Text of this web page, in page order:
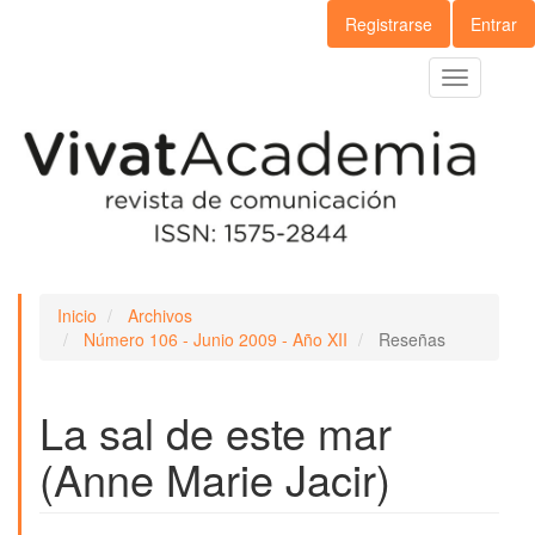
lateral
Registrarse Entrar
Toggle
navigation
Inicio
Archivos
Número 106 - Junio 2009 - Año XII
Reseñas
La sal de este mar
(Anne Marie Jacir)